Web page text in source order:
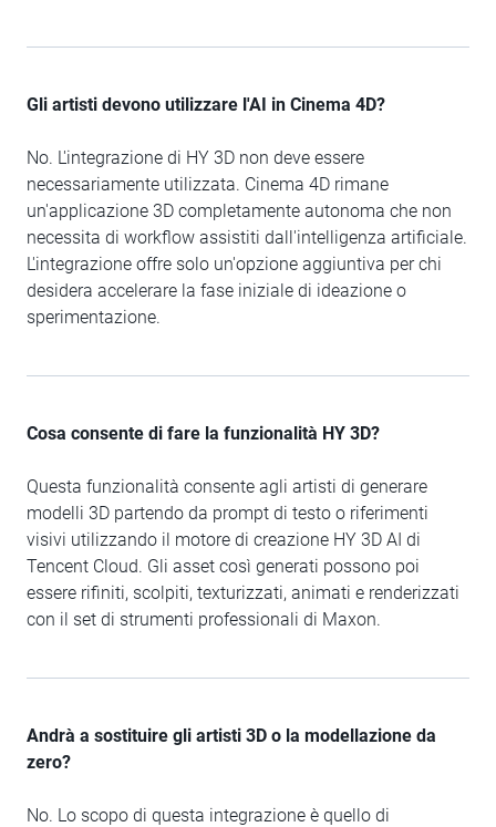
Gli artisti devono utilizzare l'AI in Cinema 4D?
No. L'integrazione di HY 3D non deve essere
necessariamente utilizzata. Cinema 4D rimane
un'applicazione 3D completamente autonoma che non
necessita di workflow assistiti dall'intelligenza artificiale.
L'integrazione offre solo un'opzione aggiuntiva per chi
desidera accelerare la fase iniziale di ideazione o
sperimentazione.
Cosa consente di fare la funzionalità HY 3D?
Questa funzionalità consente agli artisti di generare
modelli 3D partendo da prompt di testo o riferimenti
visivi utilizzando il motore di creazione HY 3D AI di
Tencent Cloud. Gli asset così generati possono poi
essere rifiniti, scolpiti, texturizzati, animati e renderizzati
con il set di strumenti professionali di Maxon.
Andrà a sostituire gli artisti 3D o la modellazione da
zero?
No. Lo scopo di questa integrazione è quello di